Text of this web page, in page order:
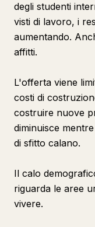
degli studenti
visti di lavoro, i
aumentando.
affitti.
L'offerta viene
costi di
costruire nuove
diminuisce
di sfitto calano.
Il calo
riguarda le aree
vivere.